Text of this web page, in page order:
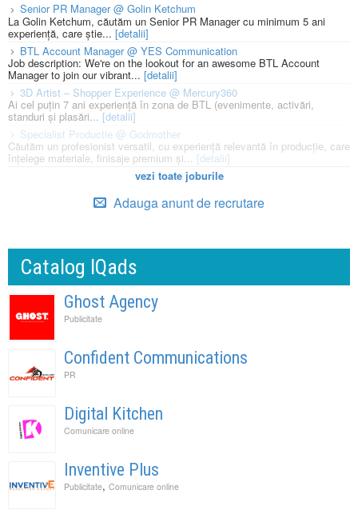
Senior PR Manager @ Golin Ketchum
La Golin Ketchum, căutăm un Senior PR Manager cu minimum 5 ani
experiență, care știe... [detalii]
BTL Account Manager @ YES Communication
Job description: We're on the lookout for an awesome BTL Account
Manager to join our vibrant... [detalii]
3D Artist – Shopper Experience @ Mercury360
Ai cel puțin 7 ani experiență în zona de BTL (evenimente, activări,
standuri și plasări...[detalii]
Specialist Productie @ Godmother
Căutăm un profesionist versatil, cu experiență relevantă în producție, care
înțelege materiale, finisaje premium și... [detalii]
vezi toate joburile
Adauga anunt de recrutare
Catalog IQads
Ghost Agency
Publicitate
Confident Communications
PR
Digital Kitchen
Comunicare online
Inventive Plus
Publicitate, Comunicare online